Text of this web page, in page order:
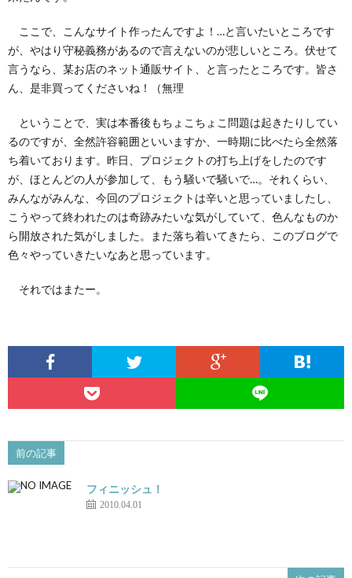
ここで、こんなサイト作ったんですよ！…と言いたいところです
が、やはり守秘義務があるので言えないのが悲しいところ。伏せて
言うなら、某お店のネット通販サイト、と言ったところです。皆さ
ん、是非買ってくださいね！（無理
ということで、実は本番後もちょこちょこ問題は起きたりしてい
るのですが、全然許容範囲といいますか、一時期に比べたら全然落
ち着いております。昨日、プロジェクトの打ち上げをしたのです
が、ほとんどの人が参加して、もう騒いで騒いで…。それくらい、
みんながみんな、今回のプロジェクトは辛いと思っていましたし、
こうやって終われたのは奇跡みたいな気がしていて、色んなものか
ら開放された気がしました。また落ち着いてきたら、このブログで
色々やっていきたいなあと思っています。
それではまたー。
前の記事
フィニッシュ！
2010.04.01